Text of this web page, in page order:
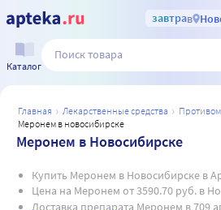
завтрав
Каталог
главная лекарственные средства
меронем в новосибирске
Меронем в Новосибирске
Купить Меронем в Новосибирске в
Цена на Меронем от 3590.70 руб. в
Доставка препарата Меронем в 709